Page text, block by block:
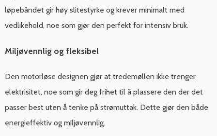
løpebåndet gir høy slitestyrke og krever minimalt med
vedlikehold, noe som gjør den perfekt for intensiv bruk.
Miljøvennlig og fleksibel
Den motorløse designen gjør at tredemøllen ikke trenger
elektrisitet, noe som gir deg frihet til å plassere den der det
passer best uten å tenke på strømuttak. Dette gjør den både
energieffektiv og miljøvennlig.